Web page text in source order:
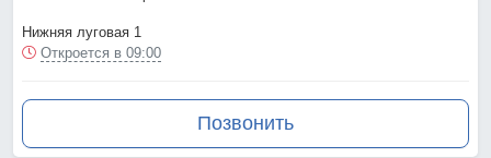
Нижняя луговая 1
Откроется в 09:00
Позвонить